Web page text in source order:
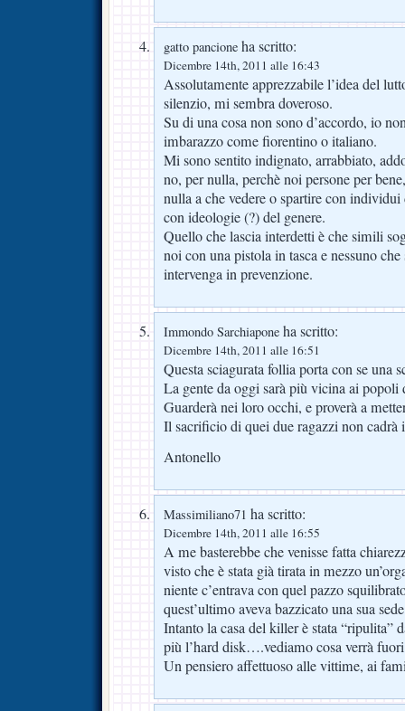
gatto pancione ha scritto:
Dicembre 14th, 2011 alle 16:43
Assolutamente apprezzabile l’idea del
silenzio, mi sembra doveroso.
Su di una cosa non sono d’accordo, io
imbarazzo come fiorentino o italiano.
Mi sono sentito indignato, arrabbiato,
no, per nulla, perchè noi persone per
nulla a che vedere o spartire con individui
con ideologie (?) del genere.
Quello che lascia interdetti è che simili
noi con una pistola in tasca e nessuno
intervenga in prevenzione.
Immondo Sarchiapone ha scritto:
Dicembre 14th, 2011 alle 16:51
Questa sciagurata follia porta con se una
La gente da oggi sarà più vicina ai popoli
Guarderà nei loro occhi, e proverà a
Il sacrificio di quei due ragazzi non cadrà
Antonello
Massimiliano71 ha scritto:
Dicembre 14th, 2011 alle 16:55
A me basterebbe che venisse fatta
visto che è stata già tirata in mezzo
niente c’entrava con quel pazzo
quest’ultimo aveva bazzicato una sua
Intanto la casa del killer è stata “ripulita”
più l’hard disk….vediamo cosa verrà
Un pensiero affettuoso alle vittime, ai